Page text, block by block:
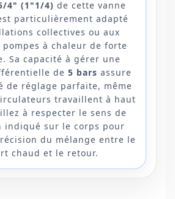
4" (1"1/4) de cette vanne
particulièrement adapté
collectives ou aux
à chaleur de forte
Sa capacité à gérer une
de 5 bars assure
de réglage parfaite, même
travaillent à haut
à respecter le sens de
indiqué sur le corps pour
du mélange entre le
chaud et le retour.